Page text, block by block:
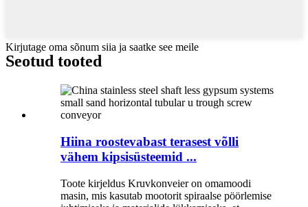
Kirjutage oma sõnum siia ja saatke see meile
Seotud tooted
Hiina roostevabast terasest võlli
vähem kipsisüsteemid ...
Toote kirjeldus Kruvkonveier on omamoodi
masin, mis kasutab mootorit spiraalse pöörlemise